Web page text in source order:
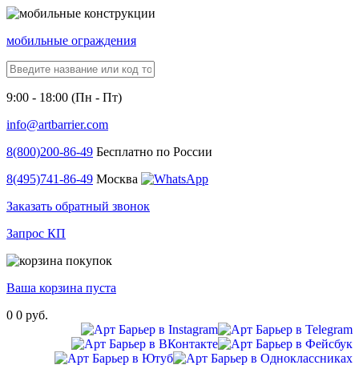
мобильные ограждения
9:00 - 18:00 (Пн - Пт)
info@artbarrier.com
8(800)200-86-49 Бесплатно по России
8(495)741-86-49 Москва
Заказать обратный звонок
Запрос КП
Ваша корзина пуста
0 0 руб.